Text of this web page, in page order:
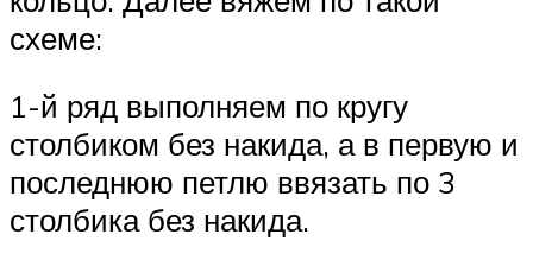
схеме:
1-й ряд выполняем по кругу
столбиком без накида, а в первую и
последнюю петлю ввязать по 3
столбика без накида.